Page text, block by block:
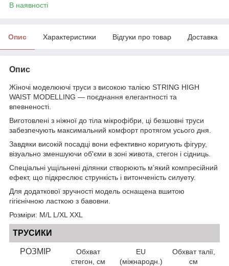
В наявності
Опис Характеристики Відгуки про товар Доставка
Опис
Жіночі моделюючі труси з високою талією STRING HIGH
WAIST MODELLING — поєднання елегантності та
впевненості.
Виготовлені з ніжної до тіла мікрофібри, ці безшовні труси
забезпечують максимальний комфорт протягом усього дня.
Завдяки високій посадці вони ефективно коригують фігуру,
візуально зменшуючи об'єми в зоні живота, стегон і сідниць.
Спеціальні ущільнені ділянки створюють м’який компресійний
ефект, що підкреслює стрункість і витонченість силуету.
Для додаткової зручності модель оснащена вшитою
гігієнічною ласткою з бавовни.
Розміри: M/L L/XL XXL
ТРУСИКИ
РОЗМІР
Обхват
стегон, см
ЕU
(міжнародн.)
Обхват талії,
см